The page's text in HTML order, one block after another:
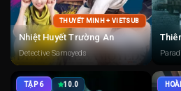
THUYẾT MINH + VIETSUB
Nhiệt Huyết Trường An
Detective Samoyeds
TẬP 6 10.0